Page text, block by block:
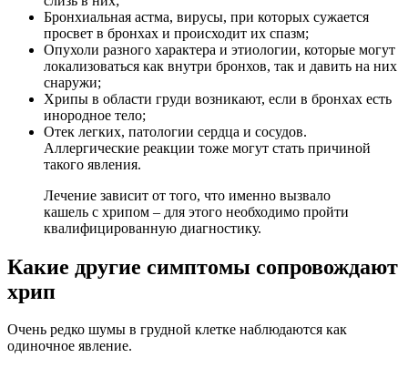
Бронхиальная астма, вирусы, при которых сужается
просвет в бронхах и происходит их спазм;
Опухоли разного характера и этиологии, которые могут
локализоваться как внутри бронхов, так и давить на них
снаружи;
Хрипы в области груди возникают, если в бронхах есть
инородное тело;
Отек легких, патологии сердца и сосудов.
Аллергические реакции тоже могут стать причиной
такого явления.
Лечение зависит от того, что именно вызвало
кашель с хрипом – для этого необходимо пройти
квалифицированную диагностику.
Какие другие симптомы сопровождают
хрип
Очень редко шумы в грудной клетке наблюдаются как
одиночное явление.